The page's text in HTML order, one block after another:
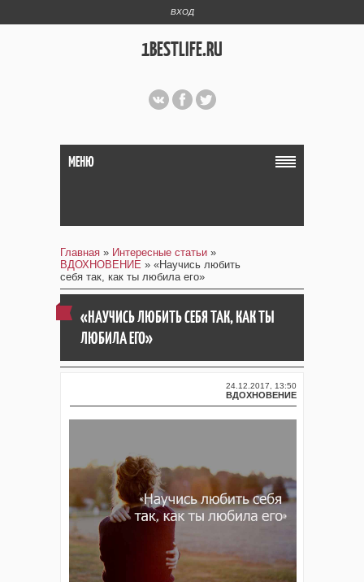
ВХОД
1BESTLIFE.RU
МЕНЮ
Главная » Интересные статьи »
ВДОХНОВЕНИЕ » «Научись любить
себя так, как ты любила его»
«НАУЧИСЬ ЛЮБИТЬ СЕБЯ ТАК, КАК ТЫ
ЛЮБИЛА ЕГО»
24.12.2017, 13:50
ВДОХНОВЕНИЕ